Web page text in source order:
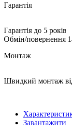
Гарантія
Гарантія до 5 років
Обмін/повернення
Монтаж
Швидкий монтаж
Завантажити